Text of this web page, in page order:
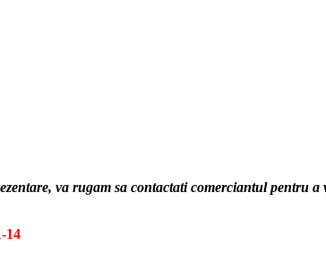
va rugam sa contactati comerciantul pentru
14